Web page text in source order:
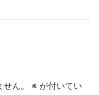
ん。 ※ が付いてい